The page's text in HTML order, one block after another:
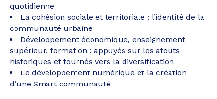
quotidienne
La cohésion sociale et territoriale : l’identité de la
communauté urbaine
Développement économique, enseignement
supérieur, formation : appuyés sur les atouts
historiques et tournés vers la diversification
Le développement numérique et la création
d’une Smart communauté